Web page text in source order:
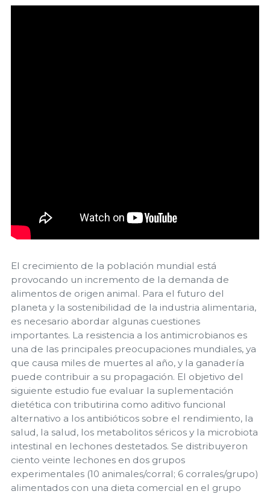
El crecimiento de la población mundial está
provocando un incremento de la demanda de
alimentos de origen animal. Para el futuro del
planeta y la sostenibilidad de la industria alimentaria,
es necesario abordar algunas cuestiones
importantes. La resistencia a los antimicrobianos es
una de las principales preocupaciones mundiales, ya
que causa miles de muertes al año, y la ganadería
puede contribuir a su propagación. El objetivo del
siguiente estudio fue evaluar la suplementación
dietética con tributirina como aditivo funcional
alternativo a los antibióticos sobre el rendimiento, la
salud, la salud, los metabolitos séricos y la microbiota
intestinal en lechones destetados. Se distribuyeron
ciento veinte lechones en dos grupos
experimentales (10 animales/corral; 6 corrales/grupo)
alimentados con una dieta comercial en el grupo